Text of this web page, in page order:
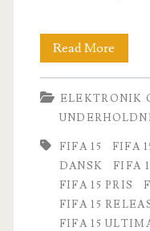
Read More
15
demo
gaden
ELEKTRONIK
FIFA 15 FIFA
DANSK
FIFA
FIFA 15 PRIS
FIFA 15
FIFA 15